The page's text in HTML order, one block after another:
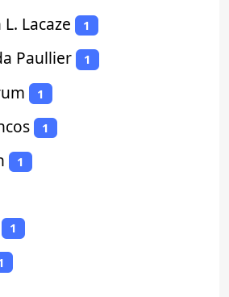
Lacaze 1
Paullier 1
1
1
1
1